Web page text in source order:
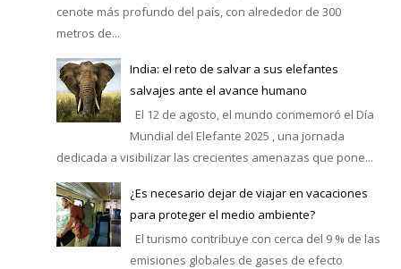
cenote más profundo del país, con alrededor de 300
metros de...
India: el reto de salvar a sus elefantes
salvajes ante el avance humano
El 12 de agosto, el mundo conmemoró el Día
Mundial del Elefante 2025 , una jornada
dedicada a visibilizar las crecientes amenazas que pone...
¿Es necesario dejar de viajar en vacaciones
para proteger el medio ambiente?
El turismo contribuye con cerca del 9 % de las
emisiones globales de gases de efecto